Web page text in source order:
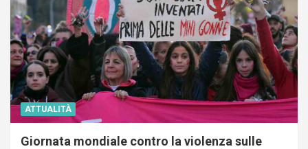
ATTUALITÀ
Giornata mondiale contro la violenza sulle